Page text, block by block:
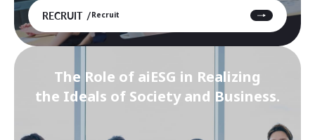
RECRUIT Recruit
The Role of aiESG in Realizing
the Ideals of Society and Business.